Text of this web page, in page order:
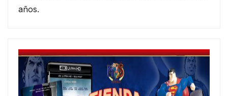
años.